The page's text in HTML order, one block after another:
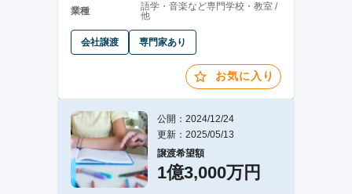
業種
語学・音楽など専門学校・教室 /
他
会社譲渡 専門家あり
お気に入り
公開：2024/12/24
更新：2025/05/13
譲渡希望額
1億3,000万円